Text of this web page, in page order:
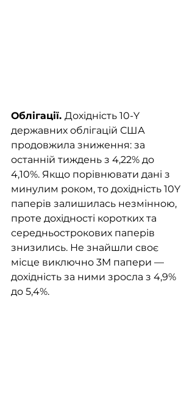
Облігації. Дохідність 10-Y
державних облігацій США
продовжила зниження: за
останній тиждень з 4,22% до
4,10%. Якщо порівнювати дані з
минулим роком, то дохідність 10Y
паперів залишилась незмінною,
проте дохідності коротких та
середньострокових паперів
знизились. Не знайшли своє
місце виключно 3М папери —
дохідність за ними зросла з 4,9%
до 5,4%.